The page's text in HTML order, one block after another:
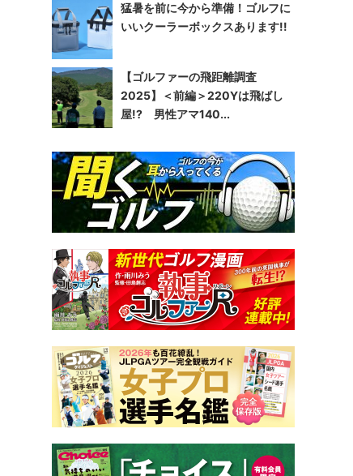
猛暑を前に今から準備！ゴルフに
いいクーラーボックスあります!!
【ゴルファーの飛距離調査
2025】＜前編＞220Yは飛ばし
屋!? 男性アマ140...